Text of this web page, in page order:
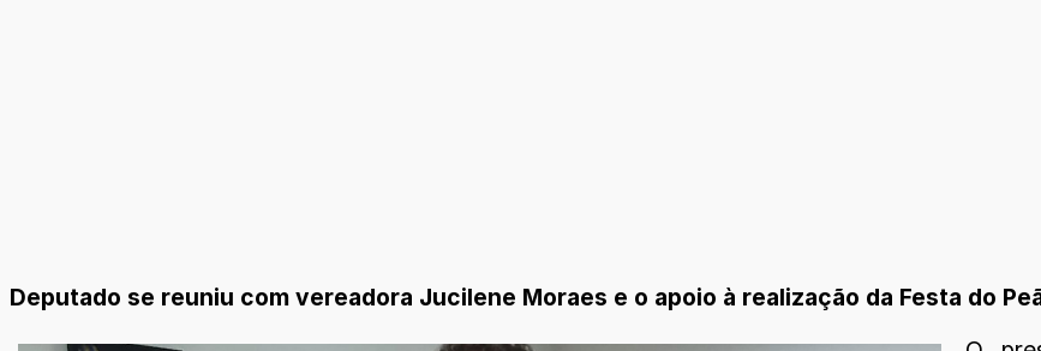
Deputado se reuniu com vereadora Jucilene Moraes e o apoio à realização da Festa do